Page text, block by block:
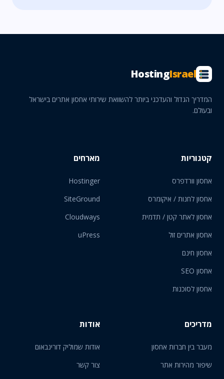
HostingIsrael
המדריך הגדול והעדכני ביותר להשוואת שירותי אחסון אתרים בישראל
ובעולם.
קטגוריות
אחסון וורדפרס
אחסון לחנות / איקומרס
אחסון לאתר קטן / תדמית
אחסון אתרים זול
אחסון חינם
אחסון SEO
אחסון לסוכנות
מארחים
Hostinger
SiteGround
Cloudways
uPress
מדריכים
מעבר בין חברות אחסון
שיפור מהירות אתר
אודות
אודות שמוליק דורינבאום
צור קשר